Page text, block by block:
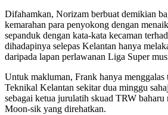
Difahamkan, Norizam berbuat demikian
kemarahan para penyokong dengan
sepanduk dengan kata-kata kecaman
dihadapinya selepas Kelantan hanya
daripada lapan perlawanan Liga Super
Untuk makluman, Frank hanya menggalas
Teknikal Kelantan sekitar dua minggu
sebagai ketua jurulatih skuad TRW
Moon-sik yang direhatkan.